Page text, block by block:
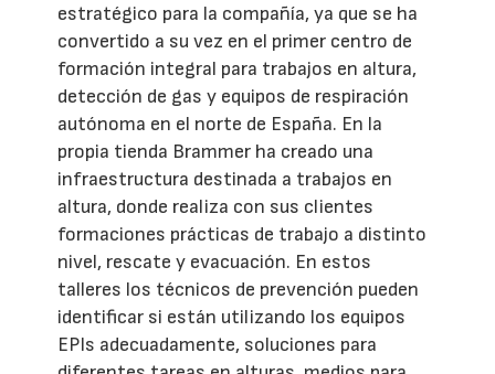
estratégico para la compañía, ya que se ha
convertido a su vez en el primer centro de
formación integral para trabajos en altura,
detección de gas y equipos de respiración
autónoma en el norte de España. En la
propia tienda Brammer ha creado una
infraestructura destinada a trabajos en
altura, donde realiza con sus clientes
formaciones prácticas de trabajo a distinto
nivel, rescate y evacuación. En estos
talleres los técnicos de prevención pueden
identificar si están utilizando los equipos
EPIs adecuadamente, soluciones para